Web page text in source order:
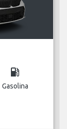
local_gas_station
Gasolina